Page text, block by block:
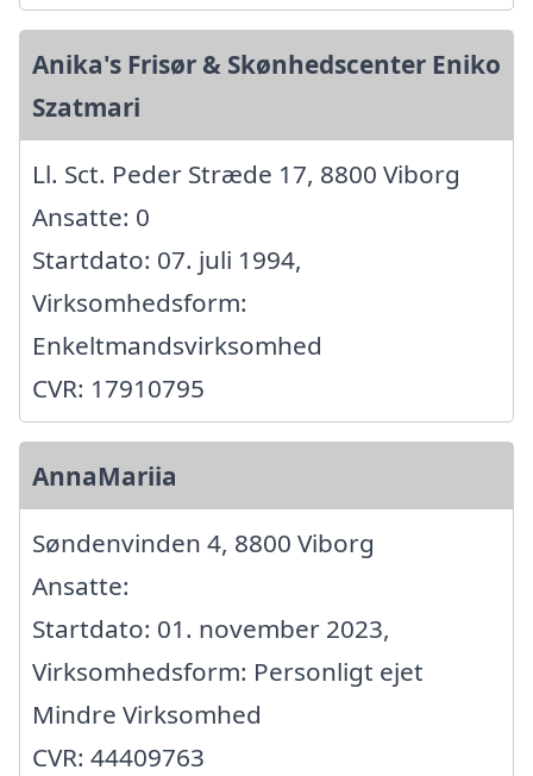
Anika's Frisør & Skønhedscenter Eniko
Szatmari
Ll. Sct. Peder Stræde 17, 8800 Viborg
Ansatte: 0
Startdato: 07. juli 1994,
Virksomhedsform:
Enkeltmandsvirksomhed
CVR: 17910795
AnnaMariia
Søndenvinden 4, 8800 Viborg
Ansatte:
Startdato: 01. november 2023,
Virksomhedsform: Personligt ejet
Mindre Virksomhed
CVR: 44409763